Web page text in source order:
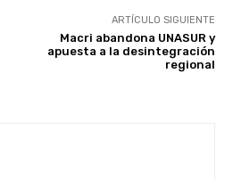
ARTÍCULO SIGUIENTE
Macri abandona UNASUR y
apuesta a la desintegración
regional